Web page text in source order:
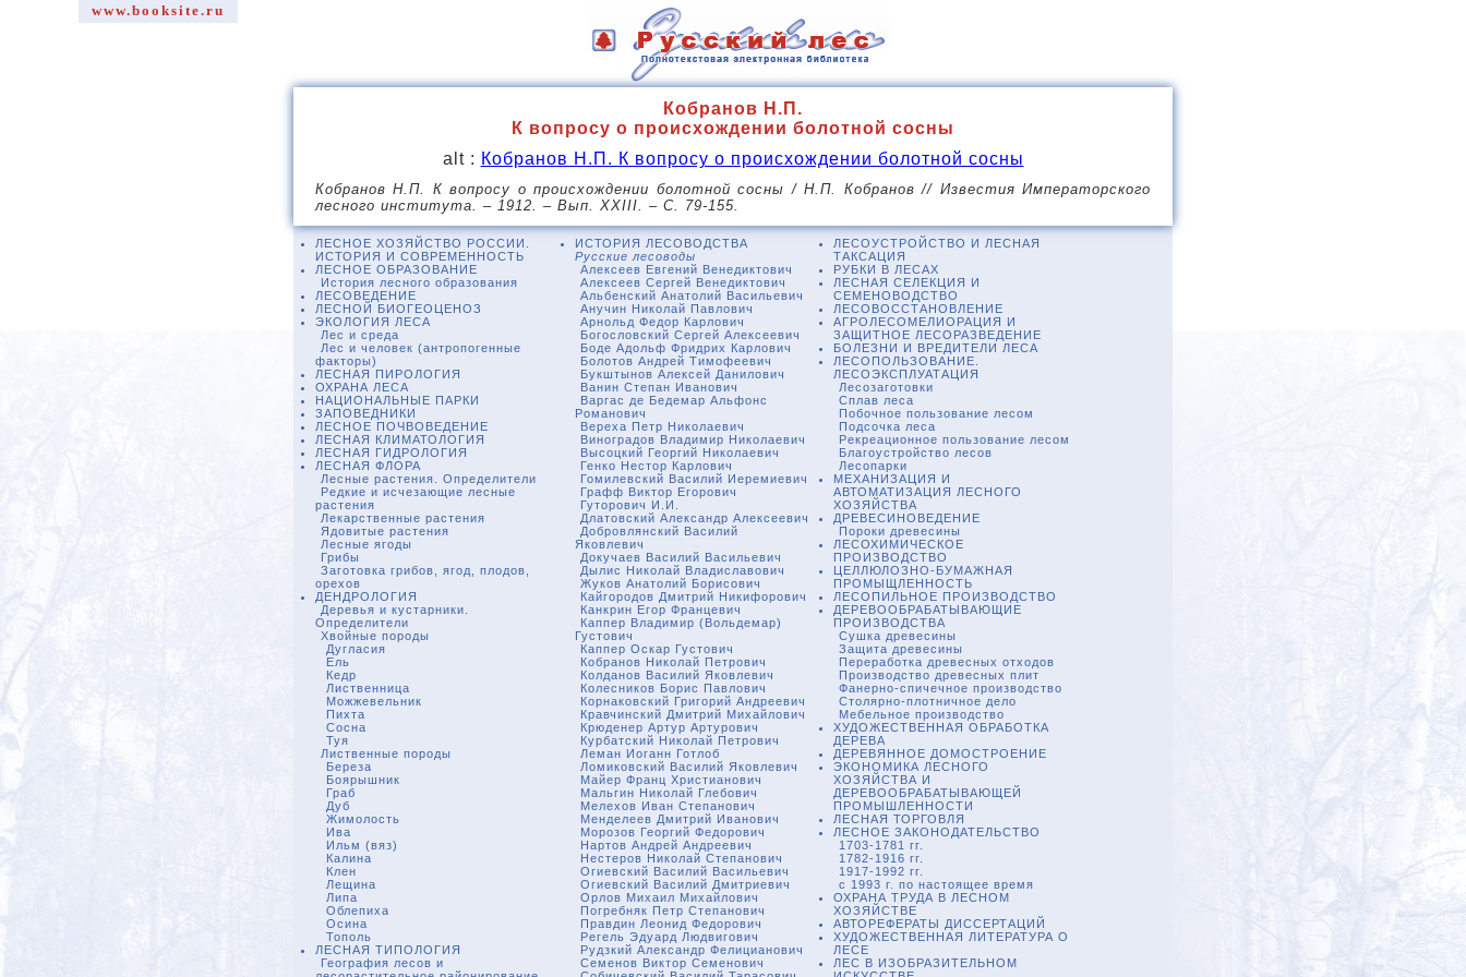
www.booksite.ru
Кобранов Н.П.
К вопросу о происхождении болотной сосны
alt : Кобранов Н.П. К вопросу о происхождении болотной сосны
Кобранов Н.П. К вопросу о происхождении болотной сосны / Н.П. Кобранов // Известия Императорского
лесного института. – 1912. – Вып. XXIII. – С. 79-155.
ЛЕСНОЕ ХОЗЯЙСТВО РОССИИ.
ИСТОРИЯ И СОВРЕМЕННОСТЬ
ЛЕСНОЕ ОБРАЗОВАНИЕ
История лесного образования
ЛЕСОВЕДЕНИЕ
ЛЕСНОЙ БИОГЕОЦЕНОЗ
ЭКОЛОГИЯ ЛЕСА
Лес и среда
Лес и человек (антропогенные
факторы)
ЛЕСНАЯ ПИРОЛОГИЯ
ОХРАНА ЛЕСА
НАЦИОНАЛЬНЫЕ ПАРКИ
ЗАПОВЕДНИКИ
ЛЕСНОЕ ПОЧВОВЕДЕНИЕ
ЛЕСНАЯ КЛИМАТОЛОГИЯ
ЛЕСНАЯ ГИДРОЛОГИЯ
ЛЕСНАЯ ФЛОРА
Лесные растения. Определители
Редкие и исчезающие лесные
растения
Лекарственные растения
Ядовитые растения
Лесные ягоды
Грибы
Заготовка грибов, ягод, плодов,
орехов
ДЕНДРОЛОГИЯ
Деревья и кустарники.
Определители
Хвойные породы
Дугласия
Ель
Кедр
Лиственница
Можжевельник
Пихта
Сосна
Туя
Лиственные породы
Береза
Боярышник
Граб
Дуб
Жимолость
Ива
Ильм (вяз)
Калина
Клен
Лещина
Липа
Облепиха
Осина
Тополь
ЛЕСНАЯ ТИПОЛОГИЯ
География лесов и
ИСТОРИЯ ЛЕСОВОДСТВА
Русские лесоводы
Алексеев Евгений Венедиктович
Алексеев Сергей Венедиктович
Альбенский Анатолий Васильевич
Анучин Николай Павлович
Арнольд Федор Карлович
Богословский Сергей Алексеевич
Боде Адольф Фридрих Карлович
Болотов Андрей Тимофеевич
Букштынов Алексей Данилович
Ванин Степан Иванович
Варгас де Бедемар Альфонс
Романович
Вереха Петр Николаевич
Виноградов Владимир Николаевич
Высоцкий Георгий Николаевич
Генко Нестор Карлович
Гомилевский Василий Иеремиевич
Графф Виктор Егорович
Гуторович И.И.
Длатовский Александр Алексеевич
Добровлянский Василий
Яковлевич
Докучаев Василий Васильевич
Дылис Николай Владиславович
Жуков Анатолий Борисович
Кайгородов Дмитрий Никифорович
Канкрин Егор Францевич
Каппер Владимир (Вольдемар)
Густович
Каппер Оскар Густович
Кобранов Николай Петрович
Колданов Василий Яковлевич
Колесников Борис Павлович
Корнаковский Григорий Андреевич
Кравчинский Дмитрий Михайлович
Крюденер Артур Артурович
Курбатский Николай Петрович
Леман Иоганн Готлоб
Ломиковский Василий Яковлевич
Майер Франц Христианович
Мальгин Николай Глебович
Мелехов Иван Степанович
Менделеев Дмитрий Иванович
Морозов Георгий Федорович
Нартов Андрей Андреевич
Нестеров Николай Степанович
Огиевский Василий Васильевич
Огиевский Василий Дмитриевич
Орлов Михаил Михайлович
Погребняк Петр Степанович
Правдин Леонид Федорович
Регель Эдуард Людвигович
Рудзкий Александр Фелицианович
Семенов Виктор Семенович
ЛЕСОУСТРОЙСТВО И ЛЕСНАЯ
ТАКСАЦИЯ
РУБКИ В ЛЕСАХ
ЛЕСНАЯ СЕЛЕКЦИЯ И
СЕМЕНОВОДСТВО
ЛЕСОВОССТАНОВЛЕНИЕ
АГРОЛЕСОМЕЛИОРАЦИЯ И
ЗАЩИТНОЕ ЛЕСОРАЗВЕДЕНИЕ
БОЛЕЗНИ И ВРЕДИТЕЛИ ЛЕСА
ЛЕСОПОЛЬЗОВАНИЕ.
ЛЕСОЭКСПЛУАТАЦИЯ
Лесозаготовки
Сплав леса
Побочное пользование лесом
Подсочка леса
Рекреационное пользование лесом
Благоустройство лесов
Лесопарки
МЕХАНИЗАЦИЯ И
АВТОМАТИЗАЦИЯ ЛЕСНОГО
ХОЗЯЙСТВА
ДРЕВЕСИНОВЕДЕНИЕ
Пороки древесины
ЛЕСОХИМИЧЕСКОЕ
ПРОИЗВОДСТВО
ЦЕЛЛЮЛОЗНО-БУМАЖНАЯ
ПРОМЫЩЛЕННОСТЬ
ЛЕСОПИЛЬНОЕ ПРОИЗВОДСТВО
ДЕРЕВООБРАБАТЫВАЮЩИЕ
ПРОИЗВОДСТВА
Сушка древесины
Защита древесины
Переработка древесных отходов
Производство древесных плит
Фанерно-спичечное производство
Столярно-плотничное дело
Мебельное производство
ХУДОЖЕСТВЕННАЯ ОБРАБОТКА
ДЕРЕВА
ДЕРЕВЯННОЕ ДОМОСТРОЕНИЕ
ЭКОНОМИКА ЛЕСНОГО
ХОЗЯЙСТВА И
ДЕРЕВООБРАБАТЫВАЮЩЕЙ
ПРОМЫШЛЕННОСТИ
ЛЕСНАЯ ТОРГОВЛЯ
ЛЕСНОЕ ЗАКОНОДАТЕЛЬСТВО
1703-1781 гг.
1782-1916 гг.
1917-1992 гг.
с 1993 г. по настоящее время
ОХРАНА ТРУДА В ЛЕСНОМ
ХОЗЯЙСТВЕ
АВТОРЕФЕРАТЫ ДИССЕРТАЦИЙ
ХУДОЖЕСТВЕННАЯ ЛИТЕРАТУРА О
ЛЕСЕ
ЛЕС В ИЗОБРАЗИТЕЛЬНОМ